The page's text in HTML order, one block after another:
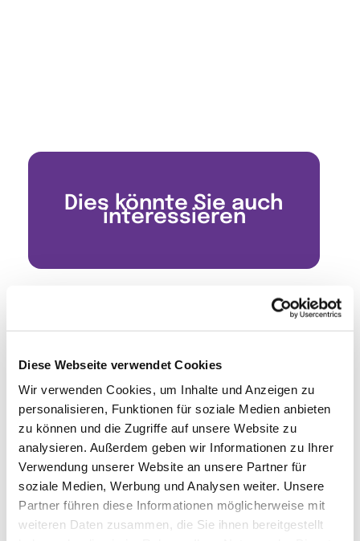
Diese Webseite verwendet Cookies
Wir verwenden Cookies, um Inhalte und Anzeigen zu
personalisieren, Funktionen für soziale Medien anbieten
zu können und die Zugriffe auf unsere Website zu
analysieren. Außerdem geben wir Informationen zu Ihrer
Verwendung unserer Website an unsere Partner für
soziale Medien, Werbung und Analysen weiter. Unsere
Partner führen diese Informationen möglicherweise mit
weiteren Daten zusammen, die Sie ihnen bereitgestellt
Dies könnte Sie auch
interessieren